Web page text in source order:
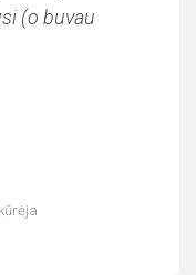
(o buvau